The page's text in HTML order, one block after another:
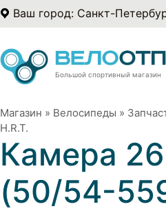
Ваш город: Санкт-
Большой спортивный магазин
Магазин » Велосипеды »
H.R.T.
Камера
(50/54-